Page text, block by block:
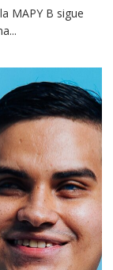
MAPY B sigue